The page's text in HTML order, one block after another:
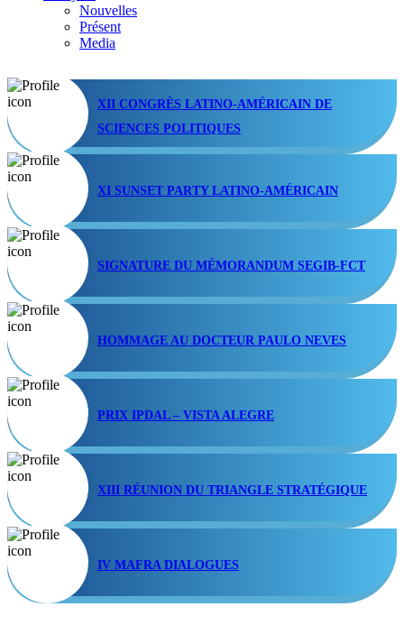
Nouvelles
Présent
Media
XII CONGRÈS LATINO-AMÉRICAIN DE
SCIENCES POLITIQUES
XI SUNSET PARTY LATINO-AMÉRICAIN
SIGNATURE DU MÉMORANDUM SEGIB-FCT
HOMMAGE AU DOCTEUR PAULO NEVES
PRIX IPDAL – VISTA ALEGRE
XIII RÉUNION DU TRIANGLE STRATÉGIQUE
IV MAFRA DIALOGUES